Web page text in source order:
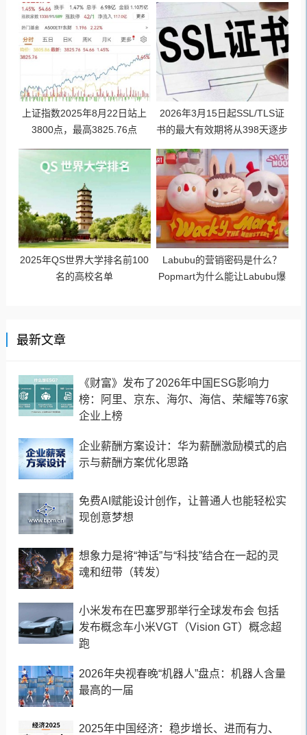
念、迎难而上
上证指数2025年8月22日站上
3800点，最高3825.76点
2026年3月15日起SSL/TLS证
书的最大有效期将从398天逐步
2025年QS世界大学排名前100
名的高校名单
Labubu的营销密码是什么？
Popmart为什么能让Labubu爆
最新文章
《财富》发布了2026年中国ESG影响力
榜：阿里、京东、海尔、海信、荣耀等76家
企业上榜
企业薪酬方案设计：华为薪酬激励模式的启
示与薪酬方案优化思路
免费AI赋能设计创作，让普通人也能轻松实
现创意梦想
想象力是将“神话”与“科技”结合在一起的灵
魂和纽带（转发）
小米发布在巴塞罗那举行全球发布会 包括
发布概念车小米VGT（Vision GT）概念超
跑
2026年央视春晚“机器人”盘点：机器人含量
最高的一届
2025年中国经济：稳步增长、进而有力、